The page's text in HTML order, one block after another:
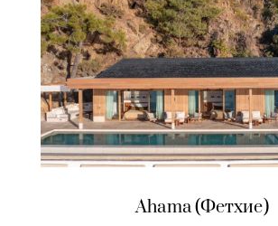
Ahama (Фетхие)